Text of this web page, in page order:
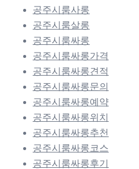
공주시룸사롱
공주시룸살롱
공주시룸싸롱
공주시룸싸롱가격
공주시룸싸롱견적
공주시룸싸롱문의
공주시룸싸롱예약
공주시룸싸롱위치
공주시룸싸롱추천
공주시룸싸롱코스
공주시룸싸롱후기